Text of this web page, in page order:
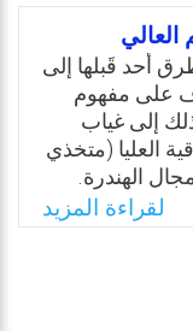
ثورة
تحمله من
إعادة النظر
الكثير من
اليوم.
أحد قَبلها إلى
على مفهوم
إلى غياب
العليا (متخذي
الهندرة.
فكرة
لعل ما
لقراءة المزيد